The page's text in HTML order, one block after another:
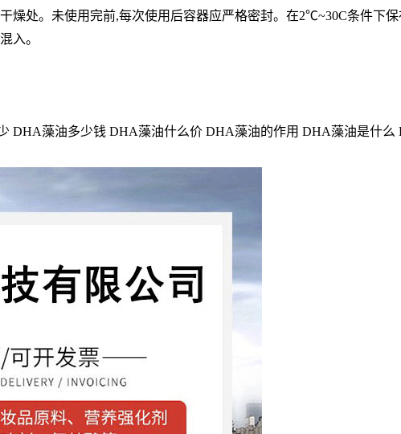
燥处。未使用完前,每次使用后容器应严格密封。在2℃~30C条件下
入。
DHA藻油多少钱 DHA藻油什么价 DHA藻油的作用 DHA藻油是什